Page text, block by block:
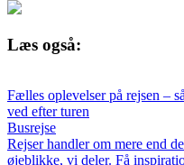
Læs også:
Fælles oplevelser på rejsen –
ved efter turen
Busrejse
Rejser handler om mere end
øjeblikke, vi deler. Få